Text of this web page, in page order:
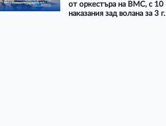
от оркестъра на ВМС, с 10
наказания зад волана за 3 г.